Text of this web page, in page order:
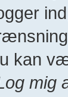
kan
mig